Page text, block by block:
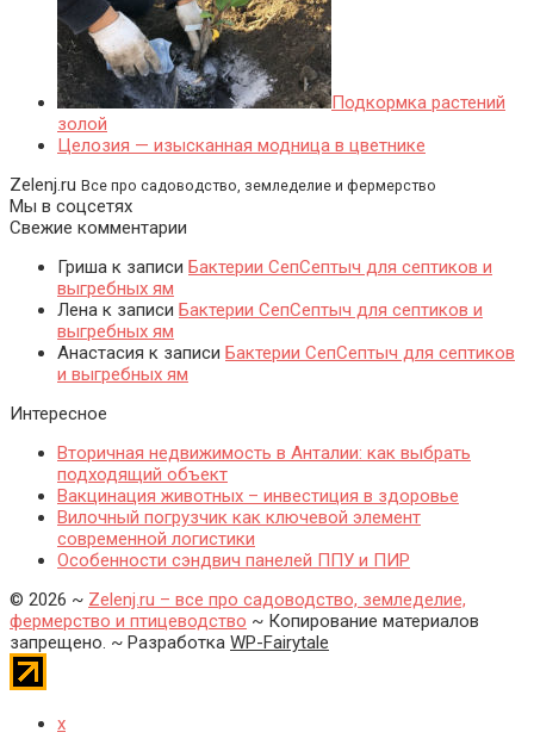
Подкормка растений
золой
Целозия — изысканная модница в цветнике
Zelenj.ru Все про садоводство, земледелие и фермерство
Мы в соцсетях
Свежие комментарии
Гриша к записи Бактерии СепСептыч для септиков и
выгребных ям
Лена к записи Бактерии СепСептыч для септиков и
выгребных ям
Анастасия к записи Бактерии СепСептыч для септиков
и выгребных ям
Интересное
Вторичная недвижимость в Анталии: как выбрать
подходящий объект
Вакцинация животных – инвестиция в здоровье
Вилочный погрузчик как ключевой элемент
современной логистики
Особенности сэндвич панелей ППУ и ПИР
© 2026 ~ Zelenj.ru – все про садоводство, земледелие,
фермерство и птицеводство ~ Копирование материалов
запрещено. ~ Разработка WP-Fairytale
x